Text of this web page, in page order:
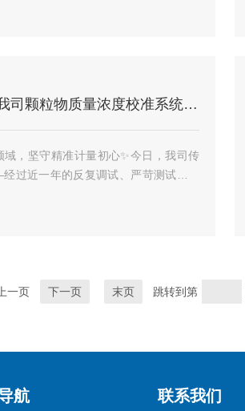
与未来发展趋势。我司北京九州鹏跃科
重磅认证｜我司颗粒物质量浓度校准系统，顺利通过中国计量院测试！
域，坚守精准计量初心✨今日，我司传
过近一年的反复调试、严苛测试，自
质量浓度校准系统，成功通过中国计量
下简称“中国计量院”）的全面测试实
一页 下一页 末页 跳转到第
航 联系我们